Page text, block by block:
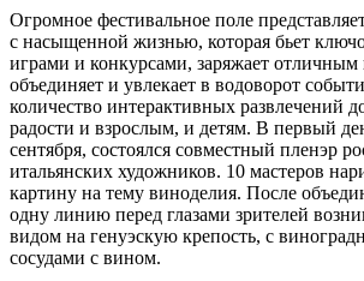
Огромное фестивальное поле
с насыщенной жизнью, которая бьет
играми и конкурсами, заряжает отличным
объединяет и увлекает в водоворот
количество интерактивных развлечений
радости и взрослым, и детям. В первый
сентября, состоялся совместный пленэр
итальянских художников. 10 мастеров
картину на тему виноделия. После
одну линию перед глазами зрителей
видом на генуэскую крепость, с
сосудами с вином.